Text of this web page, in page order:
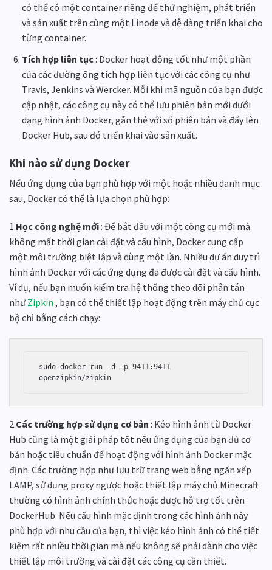
có thể có một container riêng để thử nghiệm, phát triển
và sản xuất trên cùng một Linode và dễ dàng triển khai cho
từng container.
Tích hợp liên tục: Docker hoạt động tốt như một phần
của các đường ống tích hợp liên tục với các công cụ như
Travis, Jenkins và Wercker. Mỗi khi mã nguồn của bạn được
cập nhật, các công cụ này có thể lưu phiên bản mới dưới
dạng hình ảnh Docker, gắn thẻ với số phiên bản và đẩy lên
Docker Hub, sau đó triển khai vào sản xuất.
Khi nào sử dụng Docker
Nếu ứng dụng của bạn phù hợp với một hoặc nhiều danh mục
sau, Docker có thể là lựa chọn phù hợp:
1.Học công nghệ mới: Để bắt đầu với một công cụ mới mà
không mất thời gian cài đặt và cấu hình, Docker cung cấp
một môi trường biệt lập và dùng một lần. Nhiều dự án duy trì
hình ảnh Docker với các ứng dụng đã được cài đặt và cấu hình.
Ví dụ, nếu bạn muốn kiểm tra hệ thống theo dõi phân tán
như Zipkin , bạn có thể thiết lập hoạt động trên máy chủ cục
bộ chỉ bằng cách chạy:
sudo docker run -d -p 9411:9411
2.Các trường hợp sử dụng cơ bản : Kéo hình ảnh từ Docker
Hub cũng là một giải pháp tốt nếu ứng dụng của bạn đủ cơ
bản hoặc tiêu chuẩn để hoạt động với hình ảnh Docker mặc
định. Các trường hợp như lưu trữ trang web bằng ngăn xếp
LAMP, sử dụng proxy ngược hoặc thiết lập máy chủ Minecraft
thường có hình ảnh chính thức hoặc được hỗ trợ tốt trên
DockerHub. Nếu cấu hình mặc định trong các hình ảnh này
phù hợp với nhu cầu của bạn, thì việc kéo hình ảnh có thể tiết
kiệm rất nhiều thời gian mà nếu không sẽ phải dành cho việc
thiết lập môi trường và cài đặt các công cụ cần thiết.